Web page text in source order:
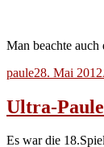
Man beachte auch
Autor
pauleVeröffentlicht
28. Mai 2012
Ultra-
Es war die